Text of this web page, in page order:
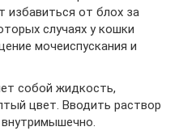
избавиться от блох за
случаях у кошки
мочеиспускания и
собой жидкость,
цвет. Вводить раствор